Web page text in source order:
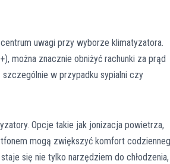
uwagi przy wyborze klimatyzatora.
można znacznie obniżyć rachunki za prąd
w przypadku sypialni czy
Opcje takie jak jonizacja powietrza,
mogą zwiększyć komfort
się nie tylko narzędziem do chłodzenia,